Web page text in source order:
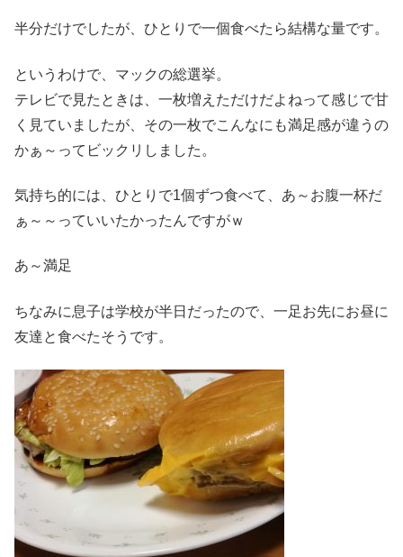
半分だけでしたが、ひとりで一個食べたら結構な量です。
というわけで、マックの総選挙。
テレビで見たときは、一枚増えただけだよねって感じで甘
く見ていましたが、その一枚でこんなにも満足感が違うの
かぁ～ってビックリしました。
気持ち的には、ひとりで1個ずつ食べて、あ～お腹一杯だ
ぁ～～っていいたかったんですがｗ
あ～満足
ちなみに息子は学校が半日だったので、一足お先にお昼に
友達と食べたそうです。